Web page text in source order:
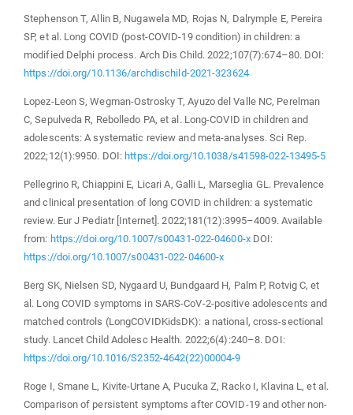
Stephenson T, Allin B, Nugawela MD, Rojas N, Dalrymple E, Pereira
SP, et al. Long COVID (post-COVID-19 condition) in children: a
modified Delphi process. Arch Dis Child. 2022;107(7):674–80. DOI:
https://doi.org/10.1136/archdischild-2021-323624
Lopez-Leon S, Wegman-Ostrosky T, Ayuzo del Valle NC, Perelman
C, Sepulveda R, Rebolledo PA, et al. Long-COVID in children and
adolescents: A systematic review and meta-analyses. Sci Rep.
2022;12(1):9950. DOI: https://doi.org/10.1038/s41598-022-13495-5
Pellegrino R, Chiappini E, Licari A, Galli L, Marseglia GL. Prevalence
and clinical presentation of long COVID in children: a systematic
review. Eur J Pediatr [Internet]. 2022;181(12):3995–4009. Available
from: https://doi.org/10.1007/s00431-022-04600-xDOI:
https://doi.org/10.1007/s00431-022-04600-x
Berg SK, Nielsen SD, Nygaard U, Bundgaard H, Palm P, Rotvig C, et
al. Long COVID symptoms in SARS-CoV-2-positive adolescents and
matched controls (LongCOVIDKidsDK): a national, cross-sectional
study. Lancet Child Adolesc Health. 2022;6(4):240–8. DOI:
https://doi.org/10.1016/S2352-4642(22)00004-9
Roge I, Smane L, Kivite-Urtane A, Pucuka Z, Racko I, Klavina L, et al.
Comparison of persistent symptoms after COVID-19 and other non-